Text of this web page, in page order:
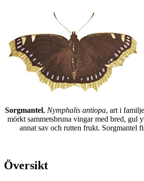
Sorgmantel, Nymphalis antiopa, art i
mörkt sammetsbruna vingar med bred, gul
annat sav och rutten frukt. Sorgmantel
Översikt